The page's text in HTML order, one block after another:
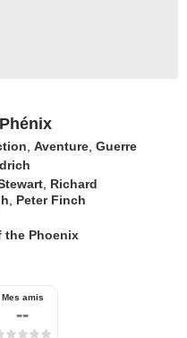
,Aventure ,Guerre
Richard
Peter Finch
the Phoenix
Mes amis
--